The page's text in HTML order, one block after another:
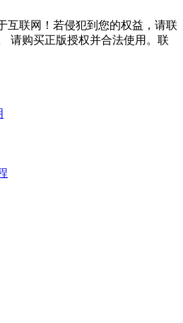
互联网！若侵犯到您的权益，请联
请购买正版授权并合法使用。联